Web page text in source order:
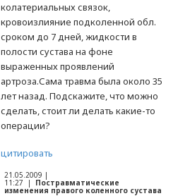
колатериальных связок,
кровоизлияние подколенной обл.
сроком до 7 дней, жидкости в
полости сустава на фоне
выраженных проявлений
артроза.Сама травма была около 35
лет назад. Подскажите, что можно
сделать, стоит ли делать какие-то
операции?
цитировать
21.05.2009 |
11:27 | Постравматические
изменения правого коленного сустава